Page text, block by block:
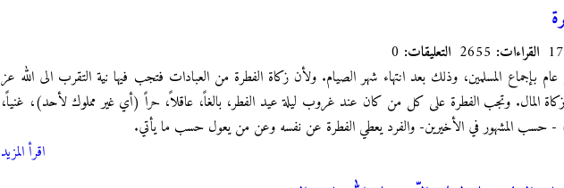
القراءات: التعليقات:
بإجماع المسلمين، وذلك بعد انتهاء شهر الصيام. ولأن زكاة الفطرة من العبادات فتجب فيها نية التقرب الى الله عز
المال. وتجب الفطرة على كل من كان عند غروب ليلة عيد الفطر، بالغاً، عاقلاً، حراً (أي غير مملوك لأحد)، غنياً،
- حسب المشهور في الأخيرين- والفرد يعطي الفطرة عن نفسه وعن من يعول حسب ما يأتي.
اقرأ المزيد